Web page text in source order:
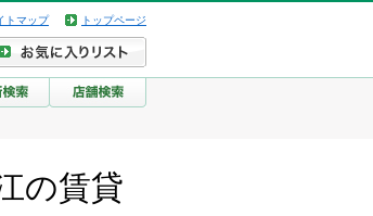
トマップ トップページ
の賃貸